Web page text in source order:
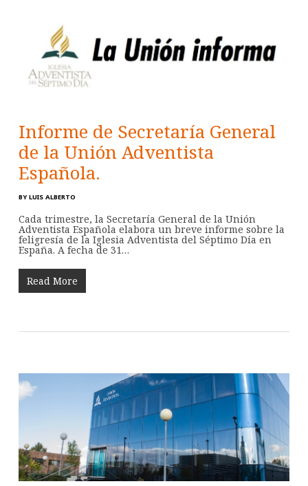
Informe de Secretaría General
de la Unión Adventista
Española.
BY LUIS ALBERTO
Cada trimestre, la Secretaría General de la Unión
Adventista Española elabora un breve informe sobre la
feligresía de la Iglesia Adventista del Séptimo Día en
España. A fecha de 31…
Read More